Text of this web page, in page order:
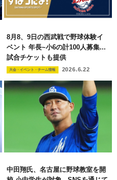
8月8、9日の西武戦で野球体験イ
ベント 年長~小6の計100人募集...
試合チケットも提供
大会・イベント・チーム情報 2026.6.22
中田翔氏、名古屋に野球教室を開